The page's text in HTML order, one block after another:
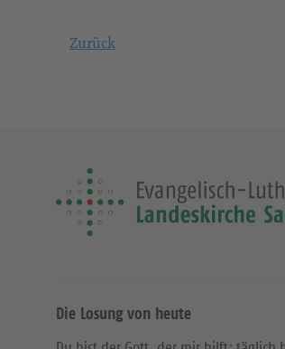
Zurück
Die Losung von heute